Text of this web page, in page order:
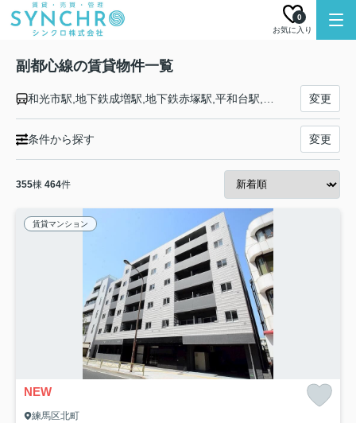
お気に入り
0
副都心線の賃貸物件一覧
変更
条件から探す 変更
355棟 464件
賃貸マンション
NEW
練馬区北町